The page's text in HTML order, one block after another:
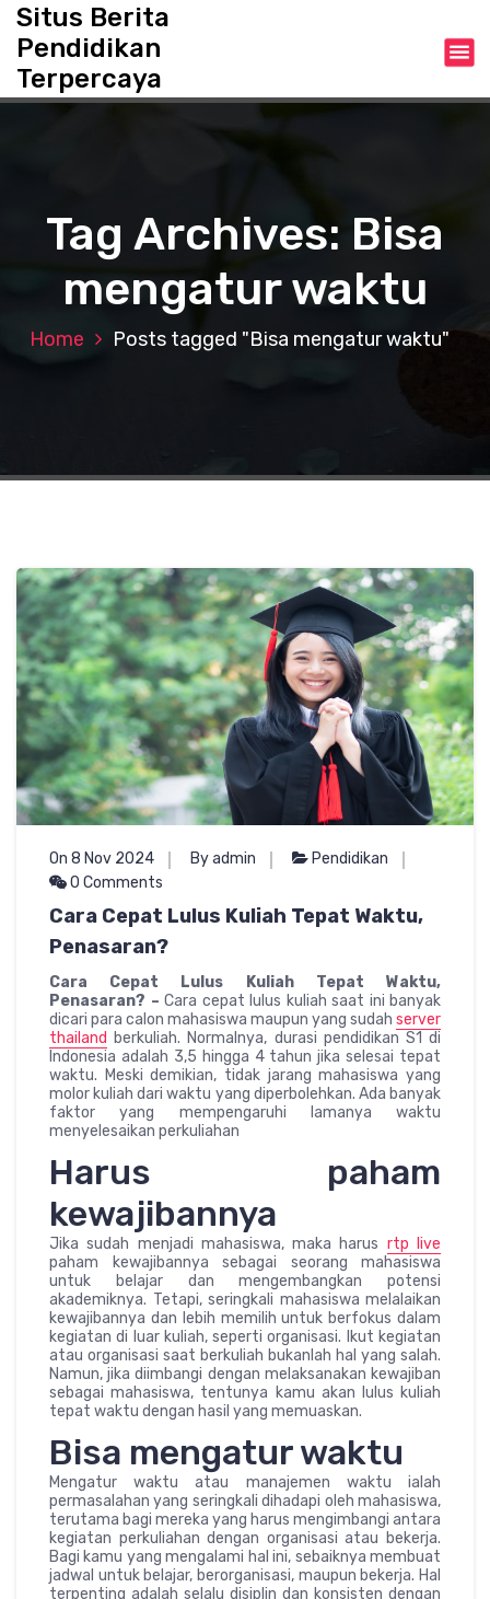
t
Situs Berita
Pendidikan
Terpercaya
Tag Archives: Bisa
mengatur waktu
Home Posts tagged "Bisa mengatur waktu"
On 8 Nov 2024 By admin
Pendidikan
0 Comments
Cara Cepat Lulus Kuliah Tepat Waktu,
Penasaran?
Cara Cepat Lulus Kuliah Tepat Waktu,
Penasaran? – Cara cepat lulus kuliah saat ini banyak
dicari para calon mahasiswa maupun yang sudah server
thailand berkuliah. Normalnya, durasi pendidikan S1 di
Indonesia adalah 3,5 hingga 4 tahun jika selesai tepat
waktu. Meski demikian, tidak jarang mahasiswa yang
molor kuliah dari waktu yang diperbolehkan. Ada banyak
faktor yang mempengaruhi lamanya waktu
menyelesaikan perkuliahan
Harus paham
kewajibannya
Jika sudah menjadi mahasiswa, maka harus rtp live
paham kewajibannya sebagai seorang mahasiswa
untuk belajar dan mengembangkan potensi
akademiknya. Tetapi, seringkali mahasiswa melalaikan
kewajibannya dan lebih memilih untuk berfokus dalam
kegiatan di luar kuliah, seperti organisasi. Ikut kegiatan
atau organisasi saat berkuliah bukanlah hal yang salah.
Namun, jika diimbangi dengan melaksanakan kewajiban
sebagai mahasiswa, tentunya kamu akan lulus kuliah
tepat waktu dengan hasil yang memuaskan.
Bisa mengatur waktu
Mengatur waktu atau manajemen waktu ialah
permasalahan yang seringkali dihadapi oleh mahasiswa,
terutama bagi mereka yang harus mengimbangi antara
kegiatan perkuliahan dengan organisasi atau bekerja.
Bagi kamu yang mengalami hal ini, sebaiknya membuat
jadwal untuk belajar, berorganisasi, maupun bekerja. Hal
terpenting adalah selalu disiplin dan konsisten dengan